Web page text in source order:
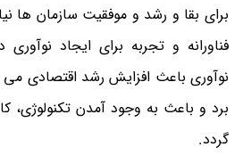
برای بقا و رشد و موفقیت سازمان ها
فناورانه و تجربه برای ایجاد
نوآوری باعث افزایش رشد اقتصادی می
برد و باعث به وجود آمدن تکنولوژی،
گردد.